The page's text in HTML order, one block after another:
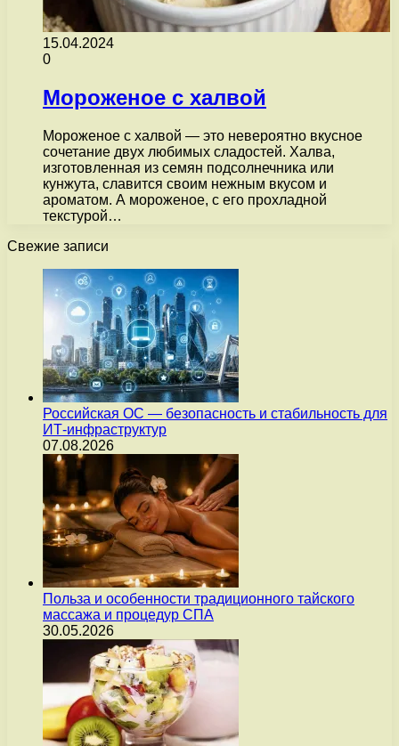
15.04.2024
0
Мороженое с халвой
Мороженое с халвой — это невероятно вкусное
сочетание двух любимых сладостей. Халва,
изготовленная из семян подсолнечника или
кунжута, славится своим нежным вкусом и
ароматом. А мороженое, с его прохладной
текстурой…
Свежие записи
Российская ОС — безопасность и стабильность для
ИТ-инфраструктур
07.08.2026
Польза и особенности традиционного тайского
массажа и процедур СПА
30.05.2026